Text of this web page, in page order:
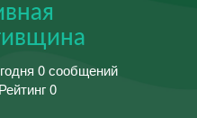
0 сообщений
0